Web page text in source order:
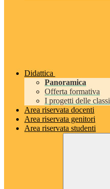
Didattica
Panoramica
Offerta formativa
I progetti delle classi
Area riservata docenti
Area riservata genitori
Area riservata studenti